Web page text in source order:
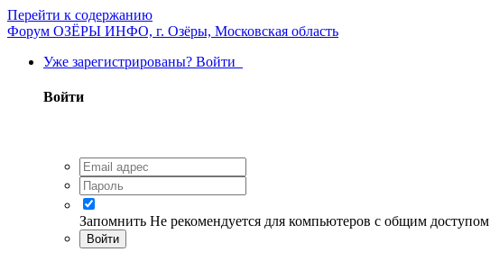
Перейти к содержанию
Форум ОЗЁРЫ ИНФО, г. Озёры, Московская область
Уже зарегистрированы? Войти
Войти
Запомнить Не рекомендуется для компьютеров с общим доступом
Войти